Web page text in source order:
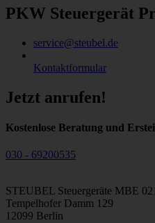
PKW Steuergerät
service@steubel.de
Kontaktformular
Jetzt anrufen!
Kostenlose Beratung und
030 - 69200535
STEUBEL Steuergeräte MBE
Tempelhofer Damm 129
12099 Berlin